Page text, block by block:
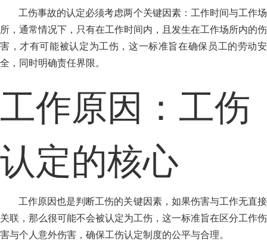
工伤事故的认定必须考虑两个关键因素：工作时间与工作场
所，通常情况下，只有在工作时间内，且发生在工作场所内的伤
害，才有可能被认定为工伤，这一标准旨在确保员工的劳动安
全，同时明确责任界限。
工作原因：工伤
认定的核心
工作原因也是判断工伤的关键因素，如果伤害与工作无直接
关联，那么很可能不会被认定为工伤，这一标准旨在区分工作伤
害与个人意外伤害，确保工伤认定制度的公平与合理。